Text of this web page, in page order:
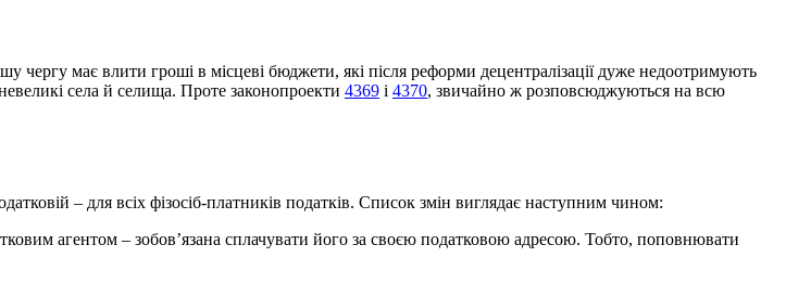
має влити гроші в місцеві бюджети, які після реформи децентралізації дуже недоотримують
села й селища. Проте законопроекти 4369 і 4370, звичайно ж розповсюджуються на всю
– для всіх фізосіб-платників податків. Список змін виглядає наступним чином:
агентом – зобов’язана сплачувати його за своєю податковою адресою. Тобто, поповнювати